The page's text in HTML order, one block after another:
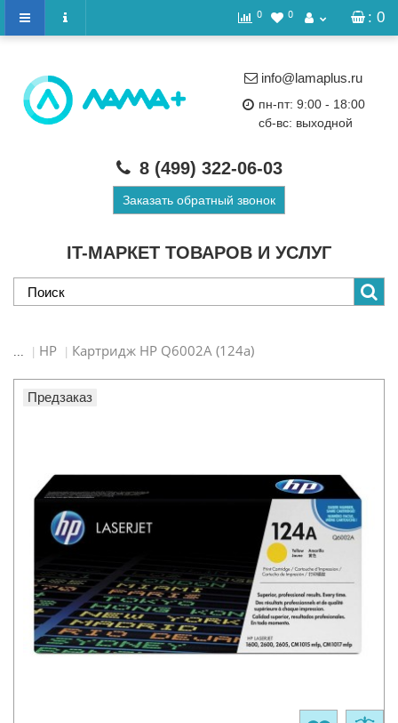
: 0
0 0
IT-МАРКЕТ ТОВАРОВ И УСЛУГ
info@lamaplus.ru
пн-пт: 9:00 - 18:00
сб-вс: выходной
8 (499) 322-06-03
Заказать обратный звонок
... HP Картридж HP Q6002A (124a)
Предзаказ